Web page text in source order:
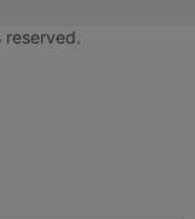
reserved.